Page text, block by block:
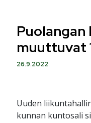
muuttuvat
26.9.2022
Uuden
kunnan kuntosali